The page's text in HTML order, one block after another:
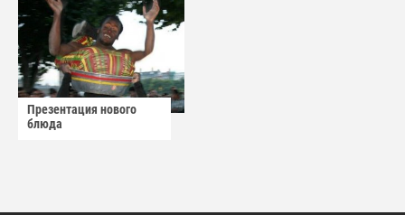
Презентация нового
блюда